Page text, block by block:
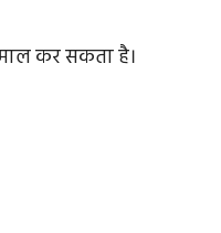
कर सकता है।